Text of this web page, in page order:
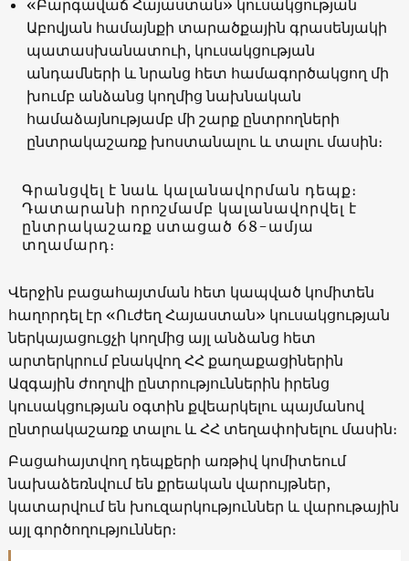
«Բարգավաճ Հայաստան» կուսակցության
Աբովյան համայնքի տարածքային գրասենյակի
պատասխանատուի, կուսակցության
անդամների և նրանց հետ համագործակցող մի
խումբ անձանց կողմից նախնական
համաձայնությամբ մի շարք ընտրողների
ընտրակաշառք խոստանալու և տալու մասին։
Գրանցվել է նաև կալանավորման դեպք։
Դատարանի որոշմամբ կալանավորվել է
ընտրակաշառք ստացած 68-ամյա
տղամարդ։
Վերջին բացահայտման հետ կապված կոմիտեն
հաղորդել էր «Ուժեղ Հայաստան» կուսակցության
ներկայացուցչի կողմից այլ անձանց հետ
արտերկրում բնակվող ՀՀ քաղաքացիներին
Ազգային ժողովի ընտրություններին իրենց
կուսակցության օգտին քվեարկելու պայմանով
ընտրակաշառք տալու և ՀՀ տեղափոխելու մասին։
Բացահայտվող դեպքերի առթիվ կոմիտեում
նախաձեռնվում են քրեական վարույթներ,
կատարվում են խուզարկություններ և վարութային
այլ գործողություններ։